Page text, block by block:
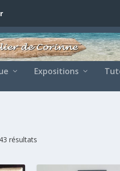
Expositions
résultats